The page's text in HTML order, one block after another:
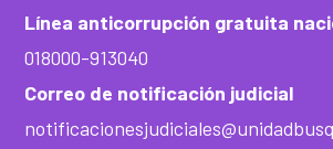
Línea anticorrupción gratuita
018000-913040
Correo de notificación judicial